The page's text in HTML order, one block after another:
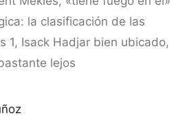
la clasificación de las
1, Isack Hadjar bien ubicado,
lejos